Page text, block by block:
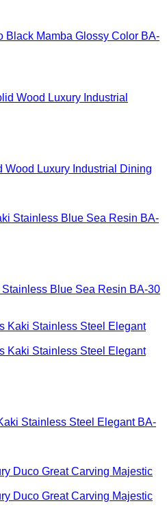
Black Mamba Glossy Color BA-
Wood Luxury Industrial Dining
Blue Sea Resin BA-30
Stainless Steel Elegant BA-